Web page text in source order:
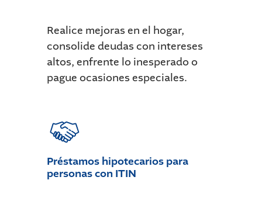
Realice mejoras en el hogar,
consolide deudas con intereses
altos, enfrente lo inesperado o
pague ocasiones especiales.
Préstamos hipotecarios para
personas con ITIN